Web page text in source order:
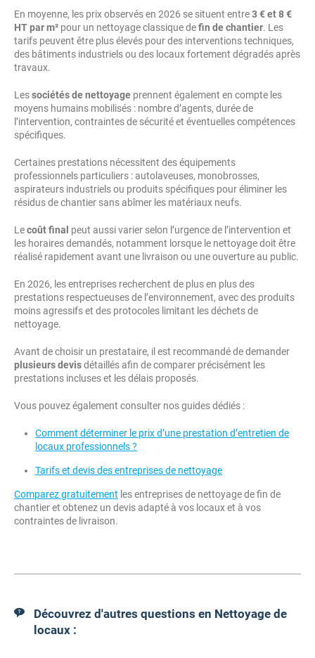
En moyenne, les prix observés en 2026 se situent entre3 € et 8 €
HT par m² pour un nettoyage classique defin de chantier. Les
tarifs peuvent être plus élevés pour des interventions techniques,
des bâtiments industriels ou des locaux fortement dégradés après
travaux.
Lessociétés de nettoyage prennent également en compte les
moyens humains mobilisés : nombre d’agents, durée de
l’intervention, contraintes de sécurité et éventuelles compétences
spécifiques.
Certaines prestations nécessitent des équipements
professionnels particuliers : autolaveuses, monobrosses,
aspirateurs industriels ou produits spécifiques pour éliminer les
résidus de chantier sans abîmer les matériaux neufs.
Lecoût final peut aussi varier selon l’urgence de l’intervention et
les horaires demandés, notamment lorsque le nettoyage doit être
réalisé rapidement avant une livraison ou une ouverture au public.
En 2026, les entreprises recherchent de plus en plus des
prestations respectueuses de l’environnement, avec des produits
moins agressifs et des protocoles limitant les déchets de
nettoyage.
Avant de choisir un prestataire, il est recommandé de demander
plusieurs devisdétaillés afin de comparer précisément les
prestations incluses et les délais proposés.
Vous pouvez également consulter nos guides dédiés :
Comment déterminer le prix d’une prestation d’entretien de
locaux professionnels ?
Tarifs et devis des entreprises de nettoyage
Comparez gratuitement les entreprises de nettoyage de fin de
chantier et obtenez un devis adapté à vos locaux et à vos
contraintes de livraison.
Découvrez d'autres questions en Nettoyage de
locaux :